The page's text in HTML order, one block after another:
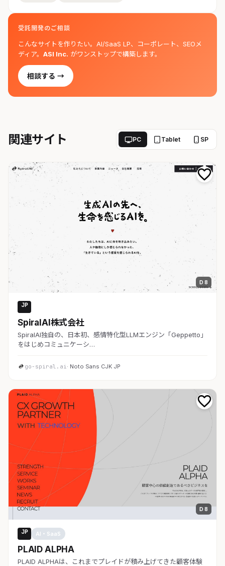
受託開発のご相談
こんなサイトを作りたい。AI/SaaS LP、コーポレート、SEOメ
ディア。 ASI Inc. がワンストップで構築します。
相談する →
関連サイト PC Tablet SP
D 8
JP
SpiralAI株式会社
SpiralAI独自の、日本初、感情特化型LLMエンジン「Geppetto」
をはじめコミュニケーシ…
go-spiral.ai· Noto Sans CJK JP
D 8
JP AI・SaaS
PLAID ALPHA
PLAID ALPHAは、これまでプレイドが積み上げてきた顧客体験